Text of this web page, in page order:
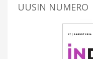
UUSIN NUMERO